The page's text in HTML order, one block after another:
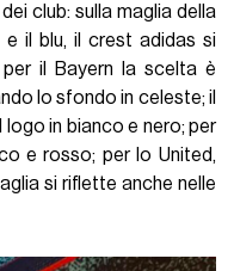
club: sulla maglia della
e il blu, il crest adidas si
il Bayern la scelta è
lo sfondo in celeste; il
in bianco e nero; per
e rosso; per lo United,
si riflette anche nelle